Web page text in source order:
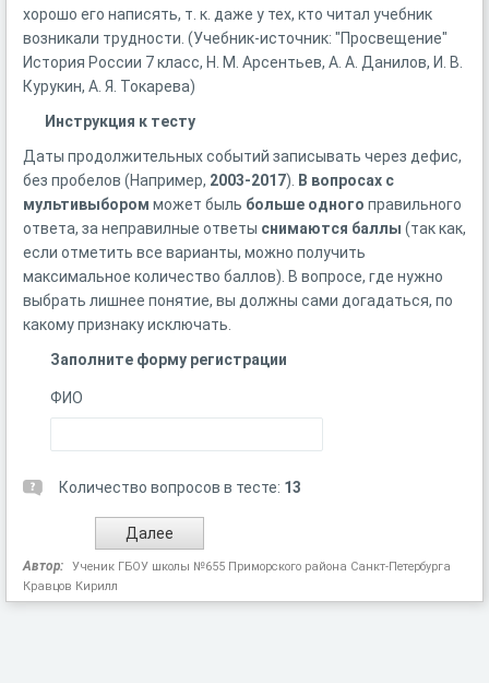
хорошо его написять, т. к. даже у тех, кто читал учебник
возникали трудности. (Учебник-источник: "Просвещение"
История России 7 класс, Н. М. Арсентьев, А. А. Данилов, И. В.
Курукин, А. Я. Токарева)
Инструкция к тесту
Даты продолжительных событий записывать через дефис,
без пробелов (Например, 2003-2017).
В вопросах с
мультивыбором может быль больше одного правильного
ответа, за неправилные ответы снимаются баллы (так как,
если отметить все варианты, можно получить
максимальное количество баллов). В вопросе, где нужно
выбрать лишнее понятие, вы должны сами догадаться, по
какому признаку исключать.
Заполните форму регистрации
ФИО
Количество вопросов в тесте: 13
Автор:
Ученик ГБОУ школы №655 Приморского района Санкт-Петербурга
Кравцов Кирилл